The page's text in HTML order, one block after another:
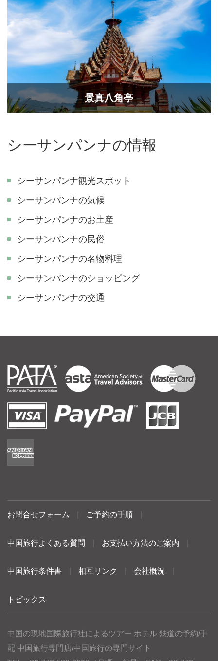
景真八角亭
シーサンパンナの情報
シーサンパンナ観光スポット
シーサンパンナの気候
シーサンパンナのお土産
シーサンパンナの民俗
シーサンパンナの名物料理
シーサンパンナのショッピング
シーサンパンナの交通
お問合せフォーム ご予約の手順
中国旅行よくある質問 お支払い方法のご案内
中国旅行条件書 相互リンク 会社概況
トピックス
中国の現地国際旅行社によるツアー ホテル 鉄道の予約/手
配 中国旅行専門店/中国旅行の専門サイト